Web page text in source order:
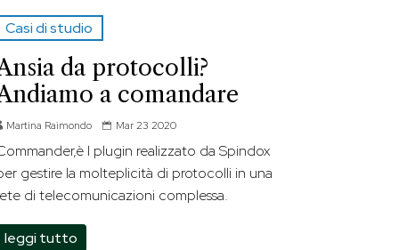
Casi di studio
da protocolli?
a comandare
Martina Raimondo Mar 23 2020
l plugin realizzato da Spindox
gestire la molteplicità di protocolli in una
di telecomunicazioni complessa.
leggi tutto